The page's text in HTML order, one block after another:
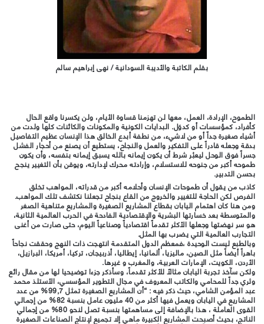
بقلم الكاتبة والأديبة السودانية / نهى إبراهيم سالم
الطموح، الإرادة، العمل، معها لن تهزمنا قساوة الأيام، ولن يكسرنا واقع الحال
كأفراد، كمؤسسات أو كدوَل. البدايات الكونية والمكونات والكائنات كلها ولدت من
أشياء صغيرة جداً أو من لاشيء، من نطفة أبدع الخالق هذا الإنسان عظيم التفاصيل
بدقة وجعله قادراً على التفكير والعمل والنجاح، يستطيع أن يصنع من أحجار الفشل
جسراً فوق الوحل ليعبُر شرط أن يكون إيمانه بالله يسبق إيمانه بنفسه، وأن يكون
طموحه أكبر من جنوحه للاستسلام، وإرادته محرك لإدارته، ويوقن بأن التغيير ينجح
بحسن التدبير.
كاذب من يقول أن طموحات الإنسان وأحلامه أكبر من قدراته، المواهب تخلق
الفرص لكن الحاجة للتغيير والخروج من القاع بنجاح تجعلنا نكتشف تلك المواهب.
ومن هنا كان اهتمام اليابان بقطاع المشاريع الصغيرة والمشاريع متناهية الصغر
والمتوسطة بعد خسارتها البشرية والإقتصادية الفادحة في الحرب العالمية الثانية،
هو سر نهضتها وجعلها الأكثر تقدماً اقتصادياً وصناعياً اليوم، حتى صارت من أغنى
التجارب العالمية التي يضرب بها المثل.
وبالطبع ليست الوحيدة ،فمعظم الدول المتقدمة انتهجت ذات النهج وحققت نجاحاً
باهراً أيضاً مثل الصين، ماليزيا، ألمانيا، إيطاليا، أذربيجان، تركيا، أمريكا، البرازيل،
الأردن، الكويت، الإمارات العربية، والمغرب و غيرها.
ولكن سآخذ تجربة اليابان مثالاً للأكثر تقدماً، وسأذكر جزءا توضيحيا لها من مقال رائع
وثري جداً للمحامي والكاتب المعروف في مجال التطوير المؤسسي، الأستلذ محمد
عبد المؤمن الشامي، حيث ذكر فيه : “أن المشاريع الصغيرة تمثل 99,7% من عدد
المشاريع في اليابان ويعمل فيها أكثر من 40 مليون عامل بنسبة 82% من إجمالي
القوى العاملة ، هذا بالإضافة إلى مساهمتها بنسبة تصل لنحو 80% من إجمالي
الناتج، بحيث أصبحت المشاريع الكبيرة ماهي إلا تجميع لإنتاج الصناعات الصغيرة